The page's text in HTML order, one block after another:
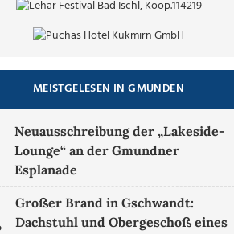
MEISTGELESEN IN GMUNDEN
Neuausschreibung der „Lakeside-
Lounge“ an der Gmundner
Esplanade
Großer Brand in Gschwandt:
Dachstuhl und Obergeschoß eines